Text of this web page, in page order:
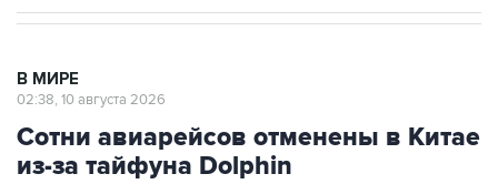
В МИРЕ
02:38, 10 августа 2026
Сотни авиарейсов отменены в Китае
из-за тайфуна Dolphin